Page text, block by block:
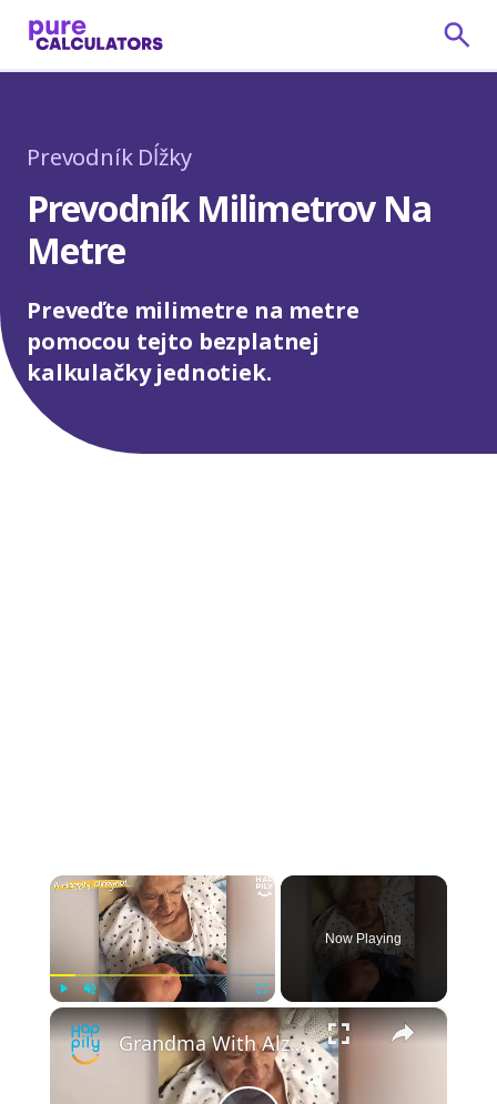
Prevodník Dĺžky
Prevodník Milimetrov Na
Metre
Preveďte milimetre na metre
pomocou tejto bezplatnej
kalkulačky jednotiek.
×
Fullscreen
Now Playing
×
Grandma With Alzheimer's Sings Childhood Song To Grandson | Happily TV